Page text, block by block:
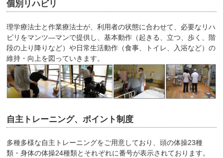
個別リハビリ
理学療法士と作業療法士が、利用者の状態に合わせて、必要なリハ
ビリをマンツ―マンで提供し、基本動作（起きる、立つ、歩く、階
段の上り降りなど）や日常生活動作（食事、トイレ、入浴など）の
維持・向上を図っていきます。
自主トレーニング、ポイント制度
多種多様な自主トレーニングをご用意しており、頭の体操23種
類・身体の体操24種類とそれぞれに番号が表示されております。